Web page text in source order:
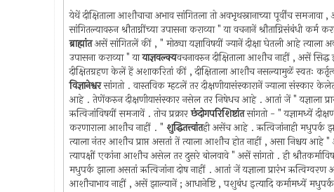
येथें दीक्षिताला आशौचाचा अभाव सांगितला तो अवभृथस्नानाच्या पूर्वींच
सांगितल्यावरुन श्रौताग्नींच्या उपासना कराव्या " या वचनानें
ब्राह्मांतअसें सांगितलें कीं , " मोठ्या यज्ञाविषयीं ज्यानें दीक्षा घेतली आहे त्याला
उपासना कराव्या " यायाज्ञवल्क्यवचनावरुन दीक्षिताला आशौच नाहीं , असें सिद्ध
दीक्षितग्रहण केलें हें अशाकरितां कीं , दीक्षिताला आशौच नसल्यामुळें स्वतः
विज्ञानेश्वरसांगतो . वास्तविक म्हटलें तर दीक्षणीयासंस्कारानें ज्याला संस्कार
आहे . तेणेंकरुन दीक्षणीयासंस्कार नसेल तर निषेधच आहे . आतां जें " यज्ञाला
ऋत्विजांविषयीं समजावें . तोच प्रक्रारछंदोगपरिशिष्टांतसांगतो - " यज्ञामध्यें
करणाराला आशौच नाहीं . " शुद्धितत्त्वांतही असेंच आहे . ऋत्विजांनाही मधुपर्क
त्याला नंतर आशौच प्राप्त असतां तें त्याला आशौच होत नाहीं , असा निश्चय आहे
त्यापक्षीं एकांना आशौच असेल तर दुसरे बोलवावे " असें सांगतो . ही
मधुपर्क झाला असतां ऋत्विजांना दोष नाहीं . आतां जें यज्ञाला प्रारंभ
आशौचाभाव नाहीं , असें झाल्यानें ; आधानेष्टि , पशुबंध इत्यादि कर्मामध्यें